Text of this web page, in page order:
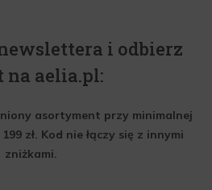
i odbierz
na aelia.pl:
asortyment przy minimalnej
zł. Kod nie łączy się z innymi
zniżkami.